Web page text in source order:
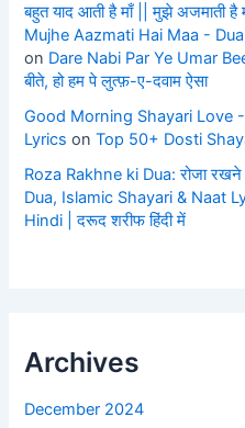
बहुत याद आती है माँ || मुझे अजमाती
Mujhe Aazmati Hai Maa -
on Dare Nabi Par Ye Umar
बीते, हो हम पे लुत्फ़-ए-दवाम ऐसा
Good Morning Shayari Love
Lyrics onTop 50+ Dosti
Roza Rakhne ki Dua: रोजा
Dua, Islamic Shayari & Naat
Hindi | दरूद शरीफ हिंदी में
Archives
December 2024